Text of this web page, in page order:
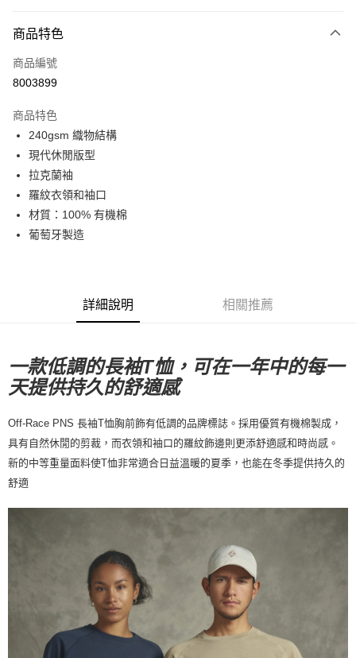
LINE Pay
Apple Pay
運送方式
全家店到店
每筆NT$80，滿NT$10,000(含以上)免運費
付款後全家取貨
每筆NT$80，滿NT$10,000(含以上)免運費
付款後7-11取貨
宅配
每筆NT$130，滿NT$10,000(含以上)免運費
商品特色
商品編號
8003899
商品特色
240gsm 織物結構
現代休閒版型
拉克蘭袖
羅紋衣領和袖口
材質：100% 有機棉
葡萄牙製造
詳細說明 相關推薦
一款低調的長袖T恤，可在一年中的每一
天提供持久的舒適感
Off-Race PNS 長袖T恤胸前飾有低調的品牌標誌。採用優質有機棉製成，
具有自然休閒的剪裁，而衣領和袖口的羅紋飾邊則更添舒適感和時尚感。
新的中等重量面料使T恤非常適合日益溫暖的夏季，也能在冬季提供持久的
舒適